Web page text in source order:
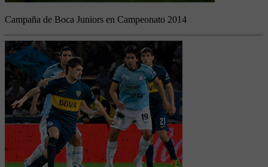
Campaña de Boca Juniors en Campeonato 2014